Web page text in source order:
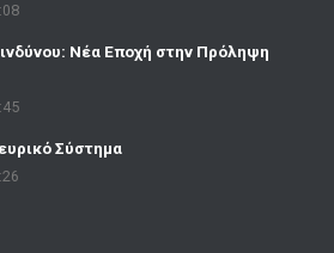
Νέα Εποχή στην Πρόληψη
Σύστημα